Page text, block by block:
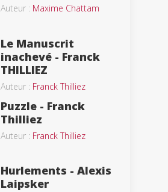
Auteur : Maxime Chattam
Le Manuscrit
inachevé - Franck
THILLIEZ
Auteur : Franck Thilliez
Puzzle - Franck
Thilliez
Auteur : Franck Thilliez
Hurlements - Alexis
Laipsker